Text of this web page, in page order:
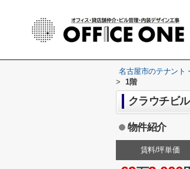
名古屋市のテナント
>
1階
クラウチビ
物件紹介
賃料/坪単価